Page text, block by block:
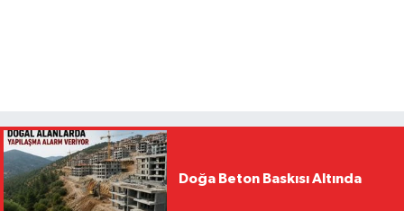
Doğa Beton Baskısı Altında